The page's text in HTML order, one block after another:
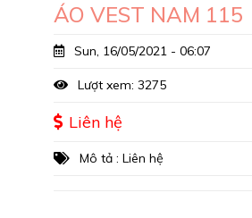
ÁO VEST NAM 115
Sun, 16/05/2021 - 06:07
Lượt xem: 3275
Liên hệ
Mô tả : Liên hệ